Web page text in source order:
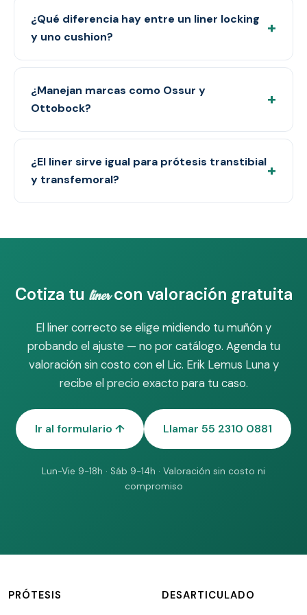
¿Qué diferencia hay entre un liner locking
y uno cushion?
+
¿Manejan marcas como Ossur y
Ottobock?
+
¿El liner sirve igual para prótesis transtibial
y transfemoral?
+
Cotiza tu linercon valoración gratuita
El liner correcto se elige midiendo tu muñón y
probando el ajuste — no por catálogo. Agenda tu
valoración sin costo con el Lic. Erik Lemus Luna y
recibe el precio exacto para tu caso.
Ir al formulario ↑ Llamar 55 2310 0881
Lun-Vie 9-18h · Sáb 9-14h · Valoración sin costo ni
compromiso
PRÓTESIS DESARTICULADO